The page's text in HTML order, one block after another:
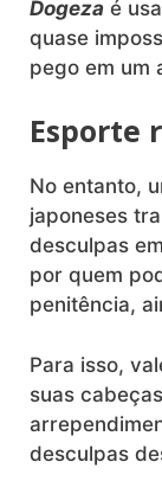
Dogeza é
quase
pego em um
Esporte
No entanto,
japoneses
desculpas
por quem
penitência,
Para isso,
suas
desculpas